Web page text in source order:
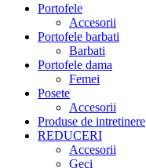
Portofele
Accesorii
Portofele barbati
Barbati
Portofele dama
Femei
Posete
Accesorii
Produse de intretinere
REDUCERI
Accesorii
Geci